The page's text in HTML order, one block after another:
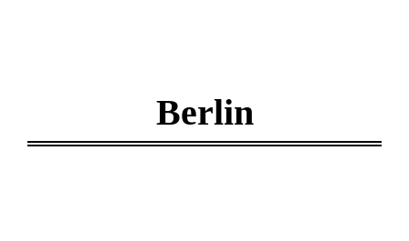
Berlin